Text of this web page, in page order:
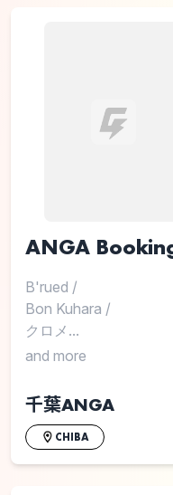
ANGA
B'rued /
Bon Kuhara /
クロメ...
and more
千葉ANGA
CHIBA